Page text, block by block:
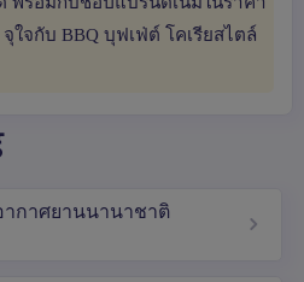
ใจกับ BBQ บุฟเฟ่ต์ โคเรียสไตล์
ากาศยานนานาชาติ